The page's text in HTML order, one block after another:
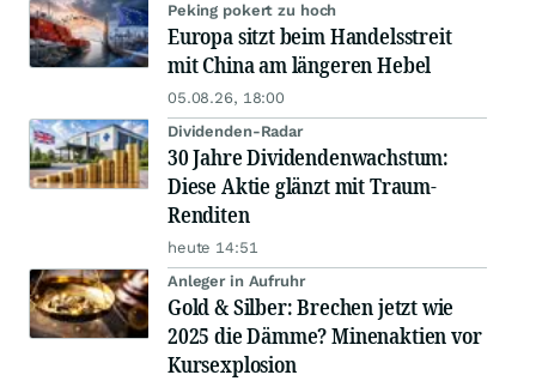
Peking pokert zu hoch
Europa sitzt beim Handelsstreit
mit China am längeren Hebel
05.08.26, 18:00
Dividenden-Radar
30 Jahre Dividendenwachstum:
Diese Aktie glänzt mit Traum-
Renditen
heute 14:51
Anleger in Aufruhr
Gold & Silber: Brechen jetzt wie
2025 die Dämme? Minenaktien vor
Kursexplosion